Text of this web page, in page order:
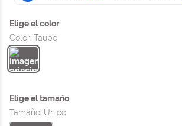
Color: Taupe
Tamaño: Único